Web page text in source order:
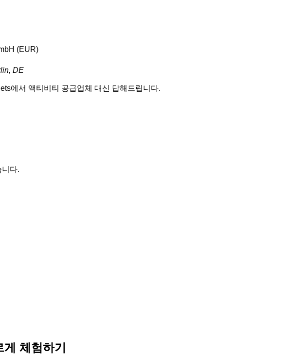
(EUR)
DE
에서 액티비티 공급업체 대신 답해드립니다.
다.
체험하기